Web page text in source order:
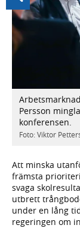
Persson
konferensen.
Foto: Viktor
Att minska
främsta
svaga
utbrett
under en lång
regeringen om